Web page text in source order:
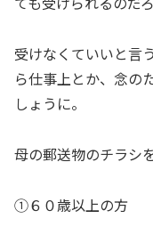
受けなくていいと言
ら仕事上とか、念の
しょうに。
母の郵送物のチラシ
①６０歳以上の方